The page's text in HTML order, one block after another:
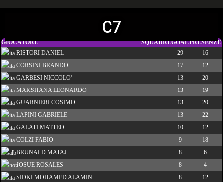
C7
GIOCATORE SQUADREGOALPRESENZE
RISTORI DANIEL
29
16
CORSINI BRANDO
17
12
GARBESI NICCOLO’
13
20
MAKSHANA LEONARDO
13
19
GUARNIERI COSIMO
13
20
LAPINI GABRIELE
13
22
GALATI MATTEO
10
12
COLZI FABIO
9
18
BRUNALD MATAJ
8
6
JOSUE ROSALES
8
4
SIDKI MOHAMED ALAMIN
8
12